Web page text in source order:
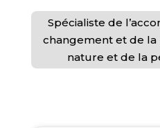
Spécialiste de
changement et de
nature et de la